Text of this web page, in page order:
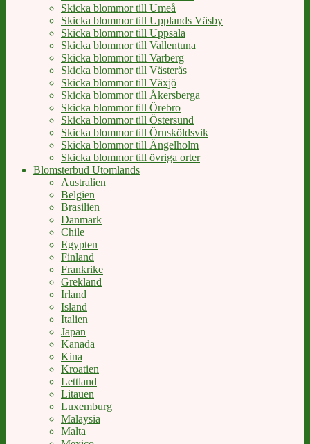
Skicka blommor till Umeå
Skicka blommor till Upplands Väsby
Skicka blommor till Uppsala
Skicka blommor till Vallentuna
Skicka blommor till Varberg
Skicka blommor till Västerås
Skicka blommor till Växjö
Skicka blommor till Åkersberga
Skicka blommor till Örebro
Skicka blommor till Östersund
Skicka blommor till Örnsköldsvik
Skicka blommor till Ängelholm
Skicka blommor till övriga orter
Blomsterbud Utomlands
Australien
Belgien
Brasilien
Danmark
Chile
Egypten
Finland
Frankrike
Grekland
Irland
Island
Italien
Japan
Kanada
Kina
Kroatien
Lettland
Litauen
Luxemburg
Malaysia
Malta